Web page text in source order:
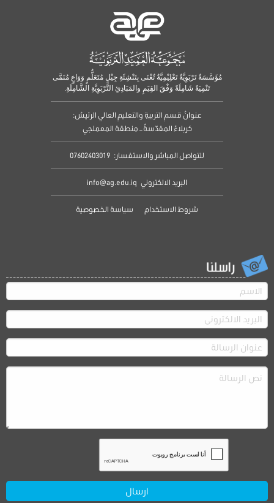
مُؤَسَّسَةٌ تَرْبَوِيَّةٌ تَعْلِيْمِيَّةٌ تُعْنَى بِتَنْشِئَةِ جِيْلٍ مُتَعَلٌّمٍ وَوَاعٍ مُنَمَّى
تَنْمِيَةً شَامِلَةً وَفْقَ القِيَمِ والمَبَادِئِ التَّرْبَوِيَّةِ الشَّامِلَةِ.
عنوانُ قسمِ التربيةِ والتعليمِ العالي الرئيسُ:
كربلاءُ المقدّسةُ – منطقة المعملجي
للتواصل المباشر والاستفسار: 07602403019
البريد الالكتروني info@ag.edu.iq
شروط الاستخدام سياسة الخصوصية